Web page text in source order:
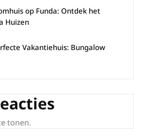
op Funda: Ontdek het
Huizen
Vakantiehuis: Bungalow
tonen.